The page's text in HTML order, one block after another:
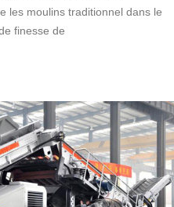
les moulins traditionnel dans le
finesse de